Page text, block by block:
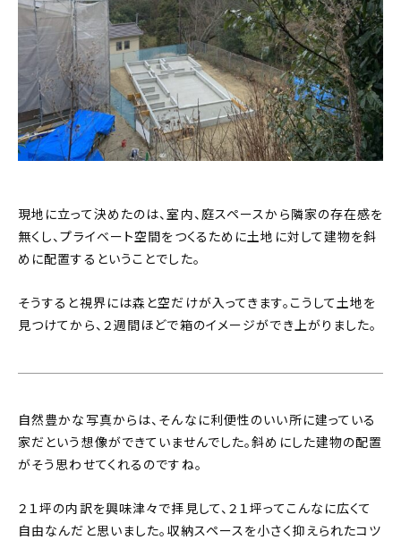
現地に立って決めたのは、室内、庭スペースから隣家の存在感を
無くし、プライベート空間をつくるために土地に対して建物を斜
めに配置するということでした。
そうすると視界には森と空だけが入ってきます。こうして土地を
見つけてから、２週間ほどで箱のイメージができ上がりました。
自然豊かな写真からは、そんなに利便性のいい所に建っている
家だという想像ができていませんでした。斜めにした建物の配置
がそう思わせてくれるのですね。
２１坪の内訳を興味津々で拝見して、２１坪ってこんなに広くて
自由なんだと思いました。収納スペースを小さく抑えられたコツ